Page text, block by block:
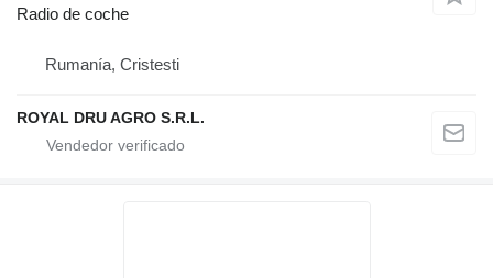
Radio de coche
Rumanía, Cristesti
ROYAL DRU AGRO S.R.L.